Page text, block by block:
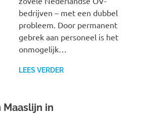
bedrijven – met een dubbel
probleem. Door permanent
gebrek aan personeel is het
onmogelijk…
LEES VERDER
in